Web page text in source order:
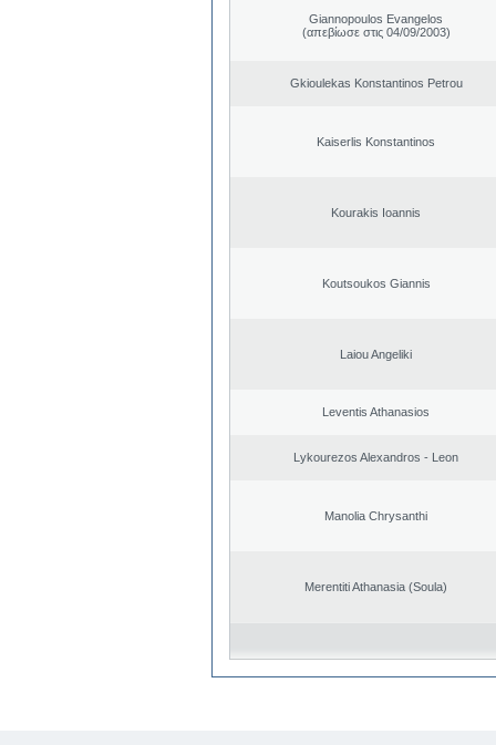
Giannopoulos Evangelos
(απεβίωσε στις 04/09/2003)
Gkioulekas Konstantinos Petrou
Kaiserlis Konstantinos
Kourakis Ioannis
Koutsoukos Giannis
Laiou Angeliki
Leventis Athanasios
Lykourezos Alexandros - Leon
Manolia Chrysanthi
Merentiti Athanasia (Soula)